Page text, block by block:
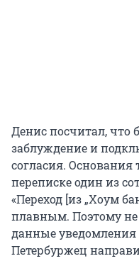
Денис посчитал, что
заблуждение и
согласия. Основания
переписке один из
«Переход [из „Хоум
плавным. Поэтому
данные уведомления
Петербуржец